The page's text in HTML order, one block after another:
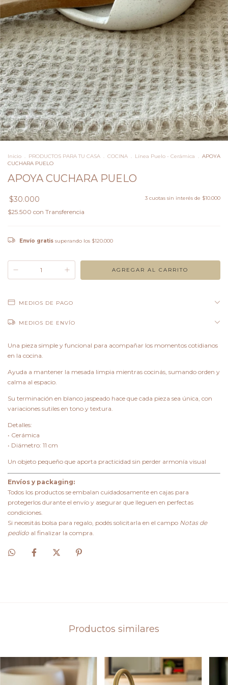
Inicio . PRODUCTOS PARA TU CASA . COCINA . Línea Puelo - Cerámica . APOYA
CUCHARA PUELO
APOYA CUCHARA PUELO
$30.000 3 cuotas sin interés de $10.000
$25.500 con Transferencia
Envío gratis superando los $120.000
MEDIOS DE PAGO
MEDIOS DE ENVÍO
Una pieza simple y funcional para acompañar los momentos cotidianos
en la cocina.
Ayuda a mantener la mesada limpia mientras cocinás, sumando orden y
calma al espacio.
Su terminación en blanco jaspeado hace que cada pieza sea única, con
variaciones sutiles en tono y textura.
Detalles:
• Cerámica
• Diámetro: 11 cm
Un objeto pequeño que aporta practicidad sin perder armonía visual
Envíos y packaging:
Todos los productos se embalan cuidadosamente en cajas para
protegerlos durante el envío y asegurar que lleguen en perfectas
condiciones.
Si necesitás bolsa para regalo, podés solicitarla en el campo Notas de
pedido al finalizar la compra.
Productos similares